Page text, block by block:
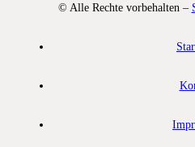
© Alle Rechte vorbehalten –